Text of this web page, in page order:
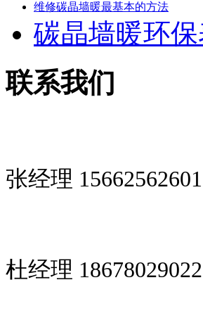
维修碳晶墙暖最基本的方法
碳晶墙暖环
联系我们
张经理 15662562601
杜经理 18678029022